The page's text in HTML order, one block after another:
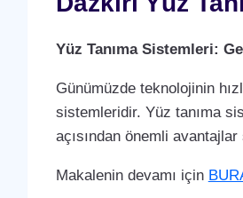
Yüz Tanıma Sistemleri:
Günümüzde teknolojinin
sistemleridir. Yüz tanıma
açısından önemli
Makalenin devamı için